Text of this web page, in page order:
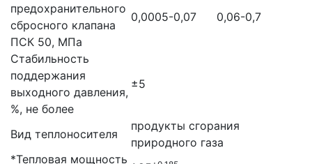
предохранительного
сбросного клапана
ПСК 50, МПа
0,0005-0,07 0,06-0,7
Стабильность
поддержания
выходного давления,
%, не более
±5
Вид теплоносителя
продукты сгорания
природного газа
*Тепловая мощность